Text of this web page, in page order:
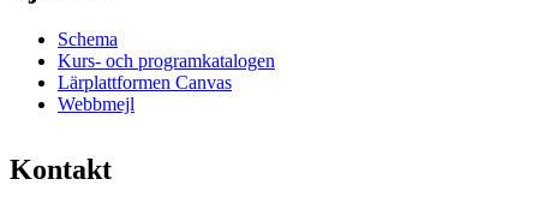
Schema
Kurs- och programkatalogen
Lärplattformen Canvas
Webbmejl
Kontakt